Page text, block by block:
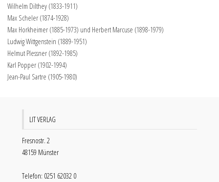
Wilhelm Dilthey (1833-1911)
Max Scheler (1874-1928)
Max Horkheimer (1885-1973) und Herbert Marcuse (1898-1979)
Ludwig Wittgenstein (1889-1951)
Helmut Plessner (1892-1985)
Karl Popper (1902-1994)
Jean-Paul Sartre (1905-1980)
LIT VERLAG
Fresnostr. 2
48159 Münster
Telefon: 0251 62032 0